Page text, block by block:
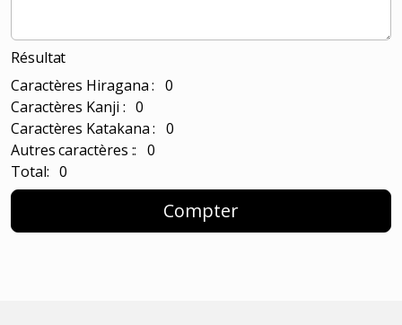
Résultat
Caractères Hiragana : 0
Caractères Kanji : 0
Caractères Katakana : 0
Autres caractères :: 0
Total: 0
Compter